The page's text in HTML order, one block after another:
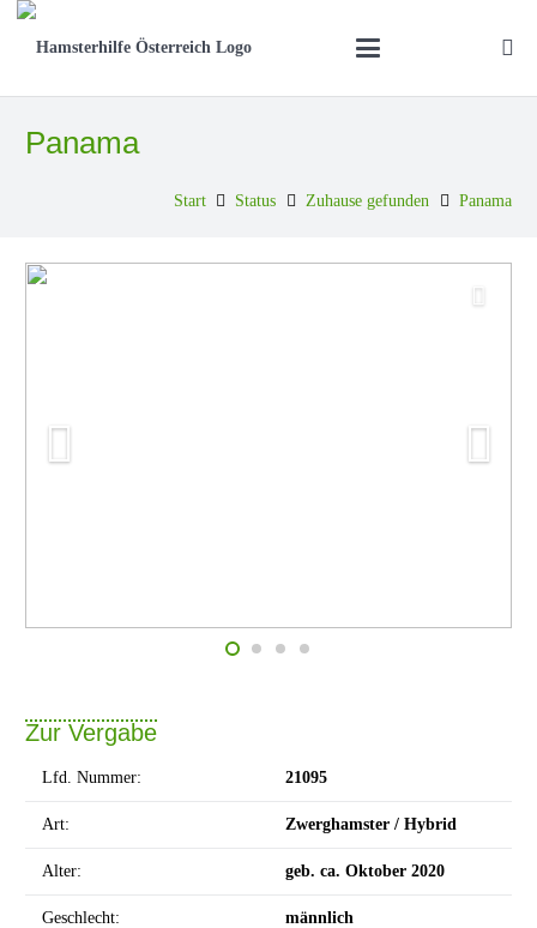
Panama
Start Status Zuhause gefunden Panama
Zur Vergabe
Lfd. Nummer: 21095
Art: Zwerghamster / Hybrid
Alter: geb. ca. Oktober 2020
Geschlecht: männlich